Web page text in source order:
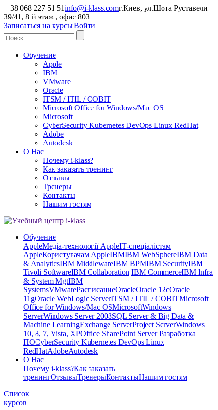
+ 38 068 227 51 51info@i-klass.comг.Киев, ул.Шота Руставели
39/41, 8-й этаж , офис 803
Записаться на курсы|Войти
Обучение
Apple
IBM
VMware
Oracle
ITSM / ITIL / COBIT
Microsoft Office for Windows/Mac OS
Microsoft
CyberSecurity Kubernetes DevOps Linux RedHat
Adobe
Autodesk
О Нас
Почему i-klass?
Как заказать тренинг
Отзывы
Тренеры
Контакты
Нашим гостям
Обучение
AppleМедіа-технології AppleІТ-спеціалістам
AppleКористувачам AppleIBMIBM WebSphereIBM Data
& AnalyticsIBM MiddlewareIBM BPMIBM SecurityIBM
Tivoli SoftwareIBM Collaboration IBM CommerceIBM Infra
& System MgtIBM
SystemsVMwareРасписаниеOracleOracle 12cOracle
11gOracle WebLogic ServerITSM / ITIL / COBITMicrosoft
Office for Windows/Mac OSMicrosoftWindows
ServerWindows Server 2008SQL Server & Big Data &
Machine LearningExchange ServerProject ServerWindows
10, 8, 7, Vista, XPOffice SharePoint Server Разработка
ПОCyberSecurity Kubernetes DevOps Linux
RedHatAdobeAutodesk
О Нас
Почему i-klass?Как заказать
тренингОтзывыТренерыКонтактыНашим гостям
Список
курсов